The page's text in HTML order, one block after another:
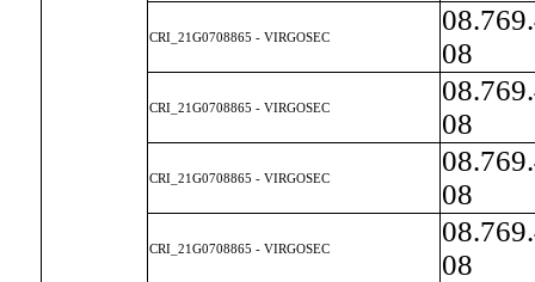
CRI_21G0708865 - VIRGOSEC
08
CRI_21G0708865 - VIRGOSEC
08
CRI_21G0708865 - VIRGOSEC
08
CRI_21G0708865 - VIRGOSEC
08